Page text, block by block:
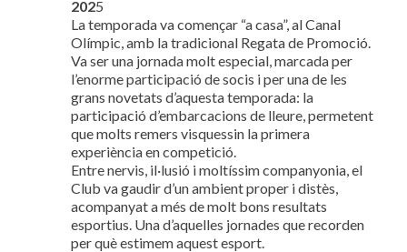
2025
La temporada va començar “a casa”, al Canal
Olímpic, amb la tradicional Regata de Promoció.
Va ser una jornada molt especial, marcada per
l’enorme participació de socis i per una de les
grans novetats d’aquesta temporada: la
participació d’embarcacions de lleure, permetent
que molts remers visquessin la primera
experiència en competició.
Entre nervis, il·lusió i moltíssim companyonia, el
Club va gaudir d’un ambient proper i distès,
acompanyat a més de molt bons resultats
esportius. Una d’aquelles jornades que recorden
per què estimem aquest esport.